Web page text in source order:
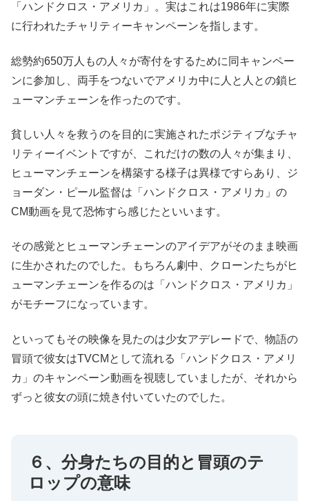
「ハンドクロス・アメリカ」。実はこれは1986年に実際
に行われたチャリティーキャンペーンを指します。
総勢約650万人もの人々が寄付をするために同キャンペー
ンに参加し、両手をつないでアメリカ中に人と人との鎖ヒ
ューマンチェーンを作ったのです。
貧しい人々を救うのを目的に実施されたポジティブなチャ
リティーイベントですが、これだけの数の人々が集まり、
ヒューマンチェーンを構築する様子は異様ですらあり、ジ
ョーダン・ピール監督は「ハンドクロス・アメリカ」の
CM動画を見て恐怖すら感じたといいます。
その感覚とヒューマンチェーンのアイデアがそのまま映画
に生かされたのでした。もちろん劇中、クローンたちがヒ
ューマンチェーンを作るのは「ハンドクロス・アメリカ」
がモチーフになっています。
といってもその映像を見たのは少女アデレードで、物語の
冒頭で彼女はTVCMとして流れる「ハンドクロス・アメリ
カ」のキャンペーン動画を視聴していましたが、それから
ずっと彼女の頭に焼き付いていたのでした。
６、分身たちの目的と冒頭のテ
ロップの意味